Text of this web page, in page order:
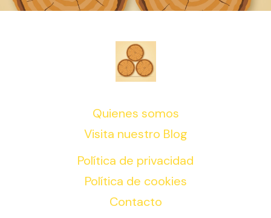
Quienes somos
Visita nuestro Blog
Política de privacidad
Política de cookies
Contacto